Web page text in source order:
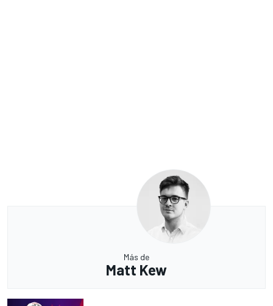
Más de
Matt Kew